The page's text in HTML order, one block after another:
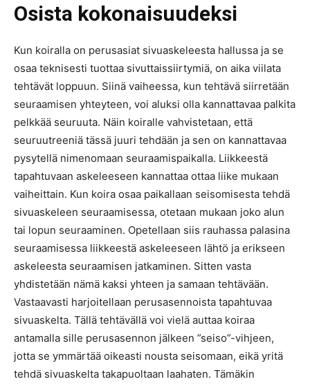
Osista kokonaisuudeksi
Kun koiralla on perusasiat sivuaskeleesta hallussa ja se
osaa teknisesti tuottaa sivuttaissiirtymiä, on aika viilata
tehtävät loppuun. Siinä vaiheessa, kun tehtävä siirretään
seuraamisen yhteyteen, voi aluksi olla kannattavaa palkita
pelkkää seuruuta. Näin koiralle vahvistetaan, että
seuruutreeniä tässä juuri tehdään ja sen on kannattavaa
pysytellä nimenomaan seuraamispaikalla. Liikkeestä
tapahtuvaan askeleeseen kannattaa ottaa liike mukaan
vaiheittain. Kun koira osaa paikallaan seisomisesta tehdä
sivuaskeleen seuraamisessa, otetaan mukaan joko alun
tai lopun seuraaminen. Opetellaan siis rauhassa palasina
seuraamisessa liikkeestä askeleeseen lähtö ja erikseen
askeleesta seuraamisen jatkaminen. Sitten vasta
yhdistetään nämä kaksi yhteen ja samaan tehtävään.
Vastaavasti harjoitellaan perusasennoista tapahtuvaa
sivuaskelta. Tällä tehtävällä voi vielä auttaa koiraa
antamalla sille perusasennon jälkeen ”seiso”-vihjeen,
jotta se ymmärtää oikeasti nousta seisomaan, eikä yritä
tehdä sivuaskelta takapuoltaan laahaten. Tämäkin